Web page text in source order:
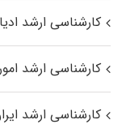
کارشناسی ارشد
کارشناسی ارشد
کارشناسی ارشد